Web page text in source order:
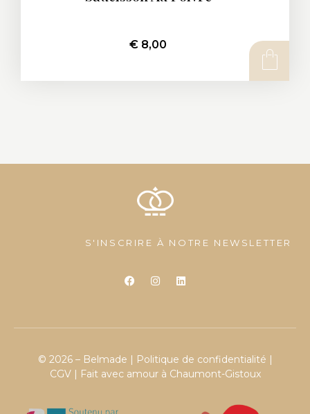
€ 8,00
S'INSCRIRE À NOTRE NEWSLETTER
© 2026 – Belmade | Politique de confidentialité
CGV| Fait avec amour à Chaumont-Gistoux